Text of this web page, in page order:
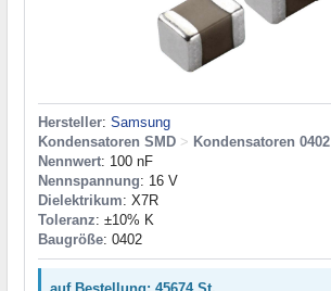
Hersteller: Samsung
Kondensatoren SMD > Kondensatoren 0402
Nennwert: 100 nF
Nennspannung: 16 V
Dielektrikum: X7R
Toleranz: ±10% K
Baugröße: 0402